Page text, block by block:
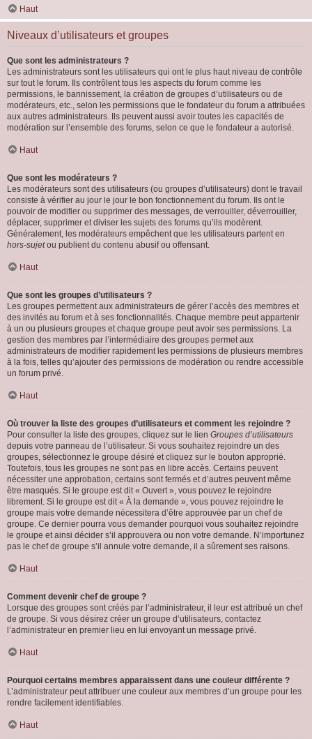
Haut
Niveaux d’utilisateurs et groupes
Que sont les administrateurs ?
Les administrateurs sont les utilisateurs qui ont le plus haut niveau de contrôle
sur tout le forum. Ils contrôlent tous les aspects du forum comme les
permissions, le bannissement, la création de groupes d’utilisateurs ou de
modérateurs, etc., selon les permissions que le fondateur du forum a attribuées
aux autres administrateurs. Ils peuvent aussi avoir toutes les capacités de
modération sur l’ensemble des forums, selon ce que le fondateur a autorisé.
Haut
Que sont les modérateurs ?
Les modérateurs sont des utilisateurs (ou groupes d’utilisateurs) dont le travail
consiste à vérifier au jour le jour le bon fonctionnement du forum. Ils ont le
pouvoir de modifier ou supprimer des messages, de verrouiller, déverrouiller,
déplacer, supprimer et diviser les sujets des forums qu’ils modèrent.
Généralement, les modérateurs empêchent que les utilisateurs partent en
hors-sujetou publient du contenu abusif ou offensant.
Haut
Que sont les groupes d’utilisateurs ?
Les groupes permettent aux administrateurs de gérer l’accès des membres et
des invités au forum et à ses fonctionnalités. Chaque membre peut appartenir
à un ou plusieurs groupes et chaque groupe peut avoir ses permissions. La
gestion des membres par l’intermédiaire des groupes permet aux
administrateurs de modifier rapidement les permissions de plusieurs membres
à la fois, telles qu’ajouter des permissions de modération ou rendre accessible
un forum privé.
Haut
Où trouver la liste des groupes d’utilisateurs et comment les rejoindre ?
Pour consulter la liste des groupes, cliquez sur le lien Groupes d’utilisateurs
depuis votre panneau de l’utilisateur. Si vous souhaitez rejoindre un des
groupes, sélectionnez le groupe désiré et cliquez sur le bouton approprié.
Toutefois, tous les groupes ne sont pas en libre accès. Certains peuvent
nécessiter une approbation, certains sont fermés et d’autres peuvent même
être masqués. Si le groupe est dit « Ouvert », vous pouvez le rejoindre
librement. Si le groupe est dit « À la demande », vous pouvez rejoindre le
groupe mais votre demande nécessitera d’être approuvée par un chef de
groupe. Ce dernier pourra vous demander pourquoi vous souhaitez rejoindre
le groupe et ainsi décider s’il approuvera ou non votre demande. N’importunez
pas le chef de groupe s’il annule votre demande, il a sûrement ses raisons.
Haut
Comment devenir chef de groupe ?
Lorsque des groupes sont créés par l’administrateur, il leur est attribué un chef
de groupe. Si vous désirez créer un groupe d’utilisateurs, contactez
l’administrateur en premier lieu en lui envoyant un message privé.
Haut
Pourquoi certains membres apparaissent dans une couleur différente ?
L’administrateur peut attribuer une couleur aux membres d’un groupe pour les
rendre facilement identifiables.
Haut